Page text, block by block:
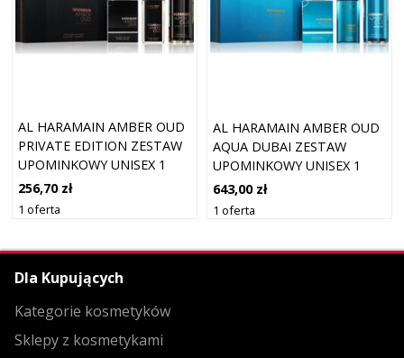
AL HARAMAIN AMBER OUD
PRIVATE EDITION ZESTAW
UPOMINKOWY UNISEX 1
SZT.
256,70 zł
1 oferta
AL HARAMAIN AMBER OUD
AQUA DUBAI ZESTAW
UPOMINKOWY UNISEX 1
SZT.
643,00 zł
1 oferta
Dla Kupujących
Kategorie kosmetyków
Sklepy z kosmetykami